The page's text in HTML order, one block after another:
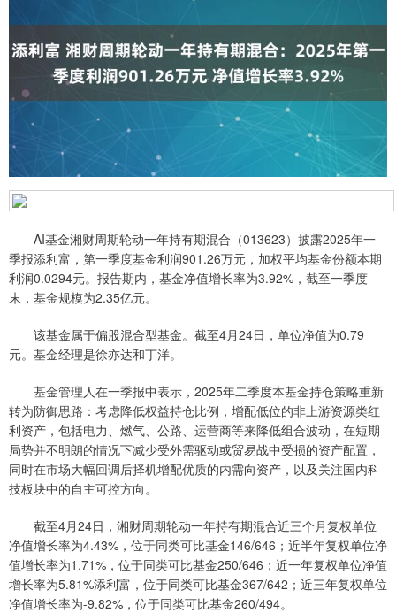
AI基金湘财周期轮动一年持有期混合（013623）披露2025年一
季报添利富，第一季度基金利润901.26万元，加权平均基金份额本期
利润0.0294元。报告期内，基金净值增长率为3.92%，截至一季度
末，基金规模为2.35亿元。
该基金属于偏股混合型基金。截至4月24日，单位净值为0.79
元。基金经理是徐亦达和丁洋。
基金管理人在一季报中表示，2025年二季度本基金持仓策略重新
转为防御思路：考虑降低权益持仓比例，增配低位的非上游资源类红
利资产，包括电力、燃气、公路、运营商等来降低组合波动，在短期
局势并不明朗的情况下减少受外需驱动或贸易战中受损的资产配置，
同时在市场大幅回调后择机增配优质的内需向资产，以及关注国内科
技板块中的自主可控方向。
截至4月24日，湘财周期轮动一年持有期混合近三个月复权单位
净值增长率为4.43%，位于同类可比基金146/646；近半年复权单位净
值增长率为1.71%，位于同类可比基金250/646；近一年复权单位净值
增长率为5.81%添利富，位于同类可比基金367/642；近三年复权单位
净值增长率为-9.82%，位于同类可比基金260/494。